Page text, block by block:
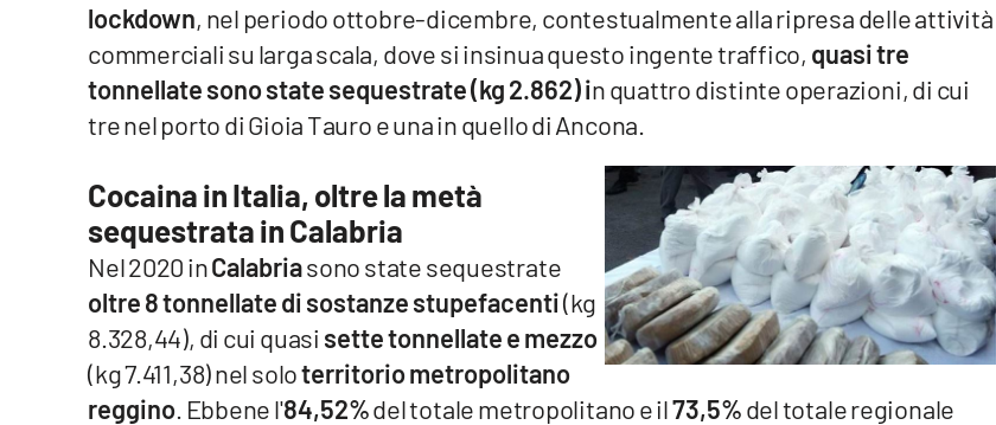
Calabriavisione
Destinazioni
lockdown, nel periodo ottobre-dicembre, contestualmente alla ripresa delle attività
commerciali su larga scala, dove si insinua questo ingente traffico, quasi tre
tonnellate sono state sequestrate (kg 2.862) in quattro distinte operazioni, di cui
tre nel porto di Gioia Tauro e una in quello di Ancona.
Cocaina in Italia, oltre la metà
sequestrata in Calabria
Nel 2020 inCalabriasono state sequestrate
oltre 8 tonnellate di sostanze stupefacenti(kg
8.328,44), di cui quasi sette tonnellate e mezzo
(kg 7.411,38) nel soloterritorio metropolitano
reggino . Ebbene l'84,52%del totale metropolitano e il73,5%del totale regionale